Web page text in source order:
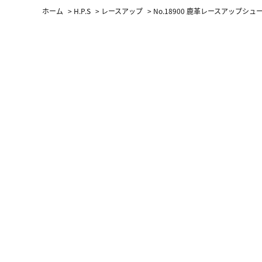
ホーム > H.P.S > レースアップ > No.18900 鹿革レースアップシュ